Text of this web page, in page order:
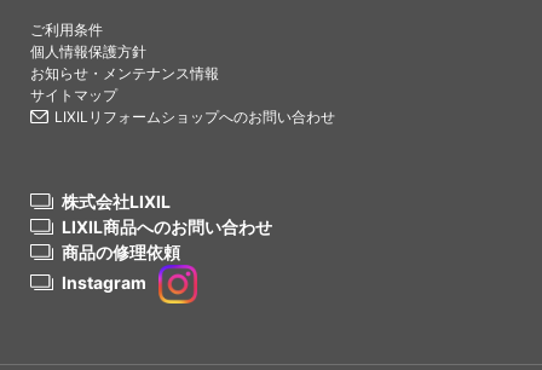
ご利用条件
個人情報保護方針
お知らせ・メンテナンス情報
サイトマップ
LIXILリフォームショップへのお問い合わせ
株式会社LIXIL
LIXIL商品へのお問い合わせ
商品の修理依頼
Instagram